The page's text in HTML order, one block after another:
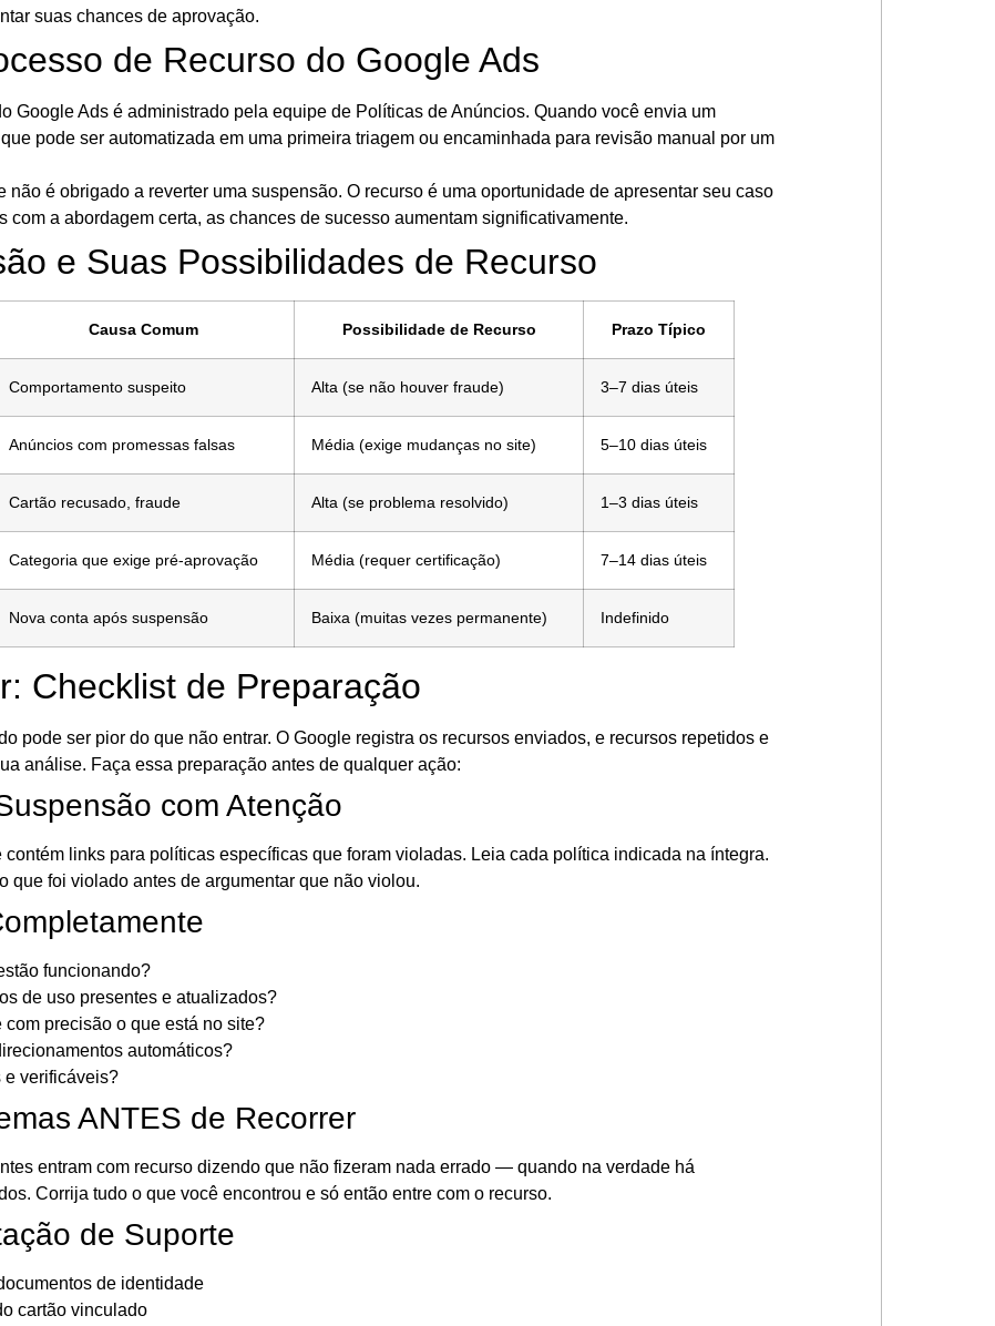
suas chances de aprovação.
de Recurso do Google Ads
Google Ads é administrado pela equipe de Políticas de Anúncios. Quando você envia um
pode ser automatizada em uma primeira triagem ou encaminhada para revisão manual por um
não é obrigado a reverter uma suspensão. O recurso é uma oportunidade de apresentar seu caso
a abordagem certa, as chances de sucesso aumentam significativamente.
e Suas Possibilidades de Recurso
Causa Comum Possibilidade de Recurso Prazo Típico
Comportamento suspeito Alta (se não houver fraude) 3–7 dias úteis
Anúncios com promessas falsas Média (exige mudanças no site) 5–10 dias úteis
Cartão recusado, fraude Alta (se problema resolvido) 1–3 dias úteis
Categoria que exige pré-aprovação Média (requer certificação) 7–14 dias úteis
Nova conta após suspensão Baixa (muitas vezes permanente) Indefinido
Checklist de Preparação
pode ser pior do que não entrar. O Google registra os recursos enviados, e recursos repetidos e
análise. Faça essa preparação antes de qualquer ação:
com Atenção
links para políticas específicas que foram violadas. Leia cada política indicada na íntegra.
que foi violado antes de argumentar que não violou.
funcionando?
de uso presentes e atualizados?
precisão o que está no site?
automáticos?
e verificáveis?
ANTES de Recorrer
entram com recurso dizendo que não fizeram nada errado — quando na verdade há
Corrija tudo o que você encontrou e só então entre com o recurso.
de Suporte
de identidade
cartão vinculado